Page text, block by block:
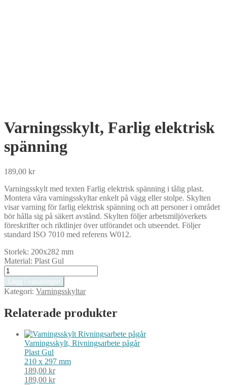
Varningsskylt, Farlig elektrisk
spänning
189,00 kr
Varningsskylt med texten Farlig elektrisk spänning i tålig plast.
Montera våra varningsskyltar enkelt på vägg eller stolpe. Skylten
visar varning för farlig elektrisk spänning och att personer i området
bör hålla sig på säkert avstånd. Skylten följer arbetsmiljöverkets
föreskrifter och riktlinjer över utförandet och utseendet. Följer
standard ISO 7010 med referens W012.
Storlek: 200x282 mm
Material: Plast Gul
Varningsskylt,
Farlig
elektrisk
spänning
Lägg i varukorgen
Kategori: Varningsskyltar
Relaterade produkter
Varningsskylt, Rivningsarbete pågår
Plast Gul
210 x 297 mm
189,00 kr
189,00 kr